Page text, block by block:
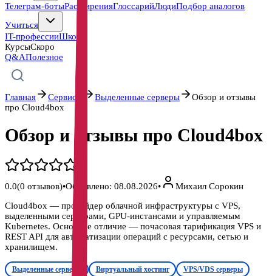
Телеграм-ботыРасширенияГлоссарийЛюдиПодбор аналогов
Учиться
IT-профессииШколы
КурсыСкоро
Q&AПолезное
Главная Сервисы Выделенные серверы
Обзор и отзывы
про Cloud4box
Обзор и отзывы про Cloud4box
0.0(0 отзывов)•Обновлено: 08.08.2026•
Михаил Сорокин
Cloud4box — провайдер облачной инфраструктуры с VPS,
выделенными серверами, GPU-инстансами и управляемым
Kubernetes. Основное отличие — почасовая тарификация VPS и
REST API для автоматизации операций с ресурсами, сетью и
хранилищем.
Выделенные серверы Виртуальный хостинг VPS/VDS серверы